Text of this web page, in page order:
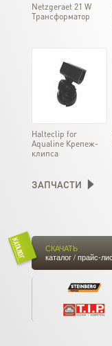
Netzgeraet 21 W
Трансформатор
Halteclip for
Aqualine Крепеж-
клипса
ЗАПЧАСТИ
СКАЧАТЬ
каталог / прайс-